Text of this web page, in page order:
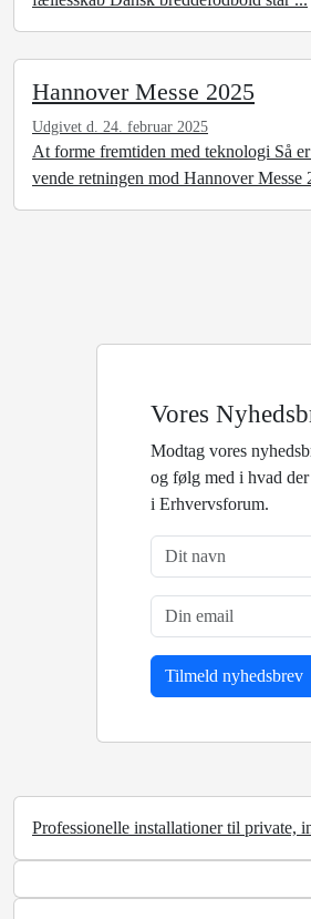
Hannover Messe 2025
Udgivet d. 24. februar 2025
At forme fremtiden med teknologi Så
vende retningen mod Hannover Messe
Vores
Modtag vores
og følg med i hvad der
i Erhvervsforum.
Professionelle installationer til private,